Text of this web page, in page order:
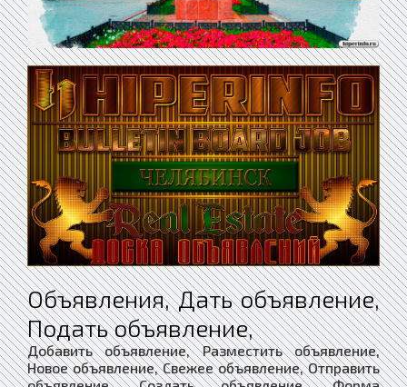
Объявления, Дать объявление,
Подать объявление,
Добавить объявление, Разместить объявление,
Новое объявление, Свежее объявление, Отправить